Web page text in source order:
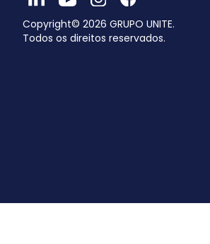
Copyright© 2026 GRUPO UNITE.
Todos os direitos reservados.